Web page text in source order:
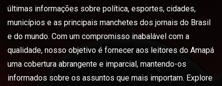
últimas informações sobre política, esportes, cidades,
municípios e as principais manchetes dos jornais do Brasil
e do mundo. Com um compromisso inabalável com a
qualidade, nosso objetivo é fornecer aos leitores do Amapá
uma cobertura abrangente e imparcial, mantendo-os
informados sobre os assuntos que mais importam. Explore